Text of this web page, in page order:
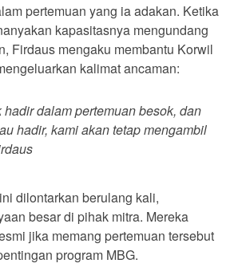
pertemuan yang ia adakan. Ketika
kapasitasnya mengundang
Firdaus mengaku membantu Korwil
kalimat ancaman:
hadir dalam pertemuan besok, dan
hadir, kami akan tetap mengambil
dilontarkan berulang kali,
besar di pihak mitra. Mereka
jika memang pertemuan tersebut
program MBG.